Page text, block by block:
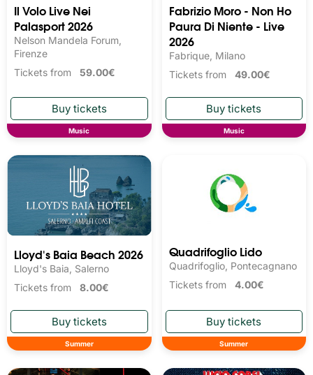
Il Volo Live Nei
Palasport 2026
Nelson Mandela Forum,
Firenze
Tickets from 59.00€
Music
Fabrizio Moro - Non Ho
Paura Di Niente - Live
2026
Fabrique, Milano
Tickets from 49.00€
Music
Lloyd's Baia Beach 2026
Lloyd's Baia, Salerno
Tickets from 8.00€
Summer
Quadrifoglio Lido
Quadrifoglio, Pontecagnano
Tickets from 4.00€
Summer